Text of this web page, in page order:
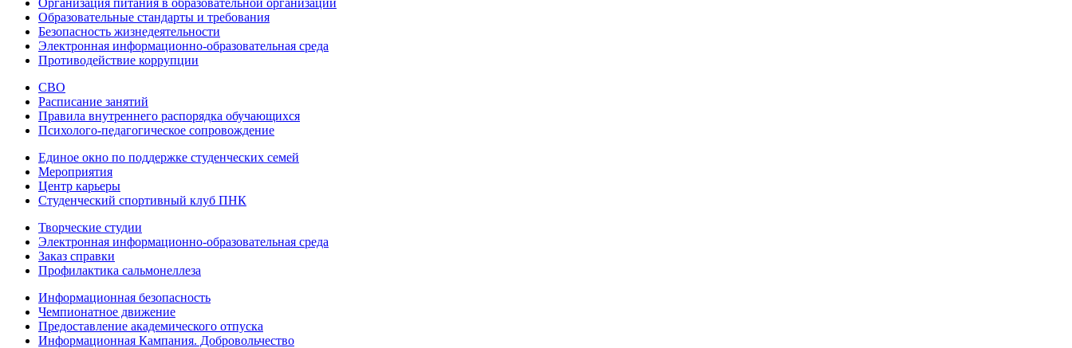
Организация питания в образовательной организации
Образовательные стандарты и требования
Безопасность жизнедеятельности
Электронная информационно-образовательная среда
Противодействие коррупции
СВО
Расписание занятий
Правила внутреннего распорядка обучающихся
Психолого-педагогическое сопровождение
Единое окно по поддержке студенческих семей
Мероприятия
Центр карьеры
Студенческий спортивный клуб ПНК
Творческие студии
Электронная информационно-образовательная среда
Заказ справки
Профилактика сальмонеллеза
Информационная безопасность
Чемпионатное движение
Предоставление академического отпуска
Информационная Кампания. Добровольчество